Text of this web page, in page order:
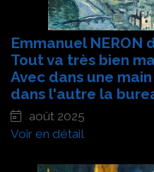
Emmanuel NERON
Tout va très bien
Avec dans une
dans l'autre la
août 2025
Voir en détail